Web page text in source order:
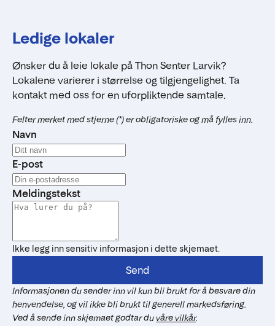
Ledige lokaler
Ønsker du å leie lokale på Thon Senter Larvik?
Lokalene varierer i størrelse og tilgjengelighet. Ta
kontakt med oss for en uforpliktende samtale.
Felter merket med stjerne (*) er obligatoriske og må fylles inn.
Navn
E-post
Meldingstekst
Ikke legg inn sensitiv informasjon i dette skjemaet.
Informasjonen du sender inn vil kun bli brukt for å besvare din
henvendelse, og vil ikke bli brukt til generell markedsføring.
Ved å sende inn skjemaet godtar duvåre vilkår.
Send